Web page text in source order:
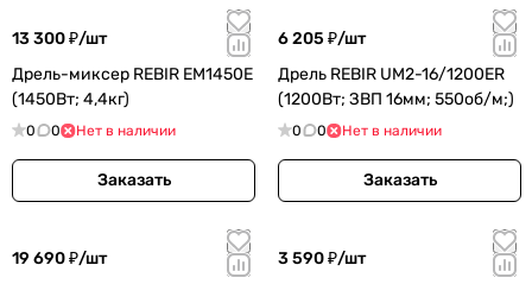
13 300 ₽/шт
Дрель-миксер REBIR EM1450E
(1450Вт; 4,4кг)
0 0 Нет в наличии
Заказать
6 205 ₽/шт
Дрель REBIR UM2-16/1200ER
(1200Вт; ЗВП 16мм; 550об/м;)
0 0 Нет в наличии
Заказать
19 690 ₽/шт
3 590 ₽/шт